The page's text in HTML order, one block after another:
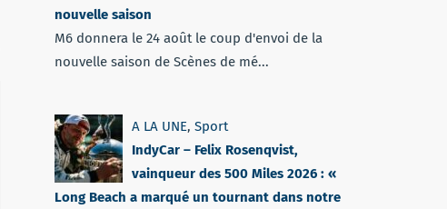
nouvelle saison
M6 donnera le 24 août le coup d'envoi de la
nouvelle saison de Scènes de mé...
A LA UNE, Sport
IndyCar – Felix Rosenqvist,
vainqueur des 500 Miles 2026 : «
Long Beach a marqué un tournant dans notre